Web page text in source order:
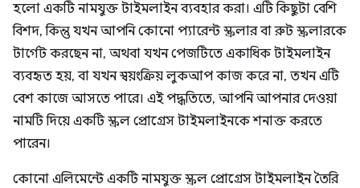
হলো একটি নামযুক্ত টাইমলাইন ব্যবহার করা। এটি কিছুটা বেশি
বিশদ, কিন্তু যখন আপনি কোনো প্যারেন্ট স্ক্রলার বা রুট স্ক্রলারকে
টার্গেট করছেন না, অথবা যখন পেজটিতে একাধিক টাইমলাইন
ব্যবহৃত হয়, বা যখন স্বয়ংক্রিয় লুকআপ কাজ করে না, তখন এটি
বেশ কাজে আসতে পারে। এই পদ্ধতিতে, আপনি আপনার দেওয়া
নামটি দিয়ে একটি স্ক্রল প্রোগ্রেস টাইমলাইনকে শনাক্ত করতে
পারেন।
কোনো এলিমেন্টে একটি নামযুক্ত স্ক্রল প্রোগ্রেস টাইমলাইন তৈরি